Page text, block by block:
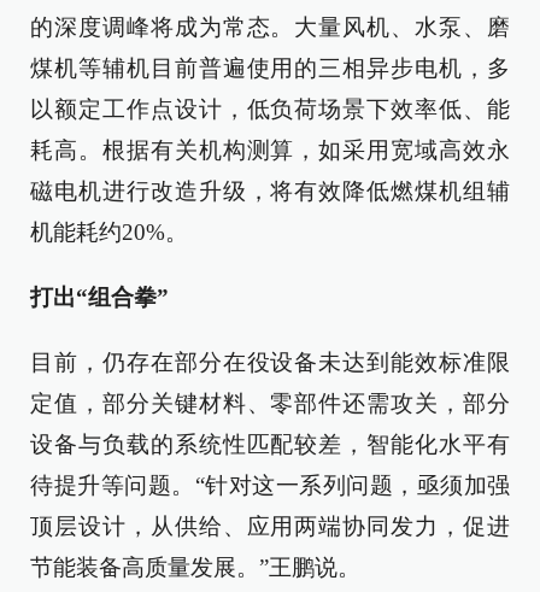
的深度调峰将成为常态。大量风机、水泵、磨
煤机等辅机目前普遍使用的三相异步电机，多
以额定工作点设计，低负荷场景下效率低、能
耗高。根据有关机构测算，如采用宽域高效永
磁电机进行改造升级，将有效降低燃煤机组辅
机能耗约20%。
打出“组合拳”
目前，仍存在部分在役设备未达到能效标准限
定值，部分关键材料、零部件还需攻关，部分
设备与负载的系统性匹配较差，智能化水平有
待提升等问题。“针对这一系列问题，亟须加强
顶层设计，从供给、应用两端协同发力，促进
节能装备高质量发展。”王鹏说。